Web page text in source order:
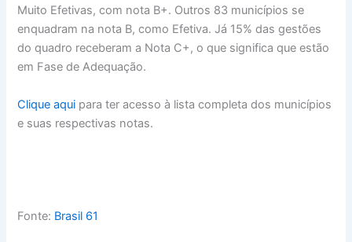
Muito Efetivas, com nota B+. Outros 83 municípios se
enquadram na nota B, como Efetiva. Já 15% das gestões
do quadro receberam a Nota C+, o que significa que estão
em Fase de Adequação.
Clique aqui para ter acesso à lista completa dos municípios
e suas respectivas notas.
Fonte: Brasil 61